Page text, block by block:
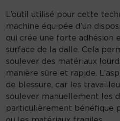
a
r
a
s
p
i
r
a
t
L’outil utilisé pour cette
machine équipée d’un
qui crée une forte adhésion
surface de la dalle. Cela
soulever des matériaux
manière sûre et rapide.
de blessure, car les
soulever manuellement les
particulièrement bénéfique